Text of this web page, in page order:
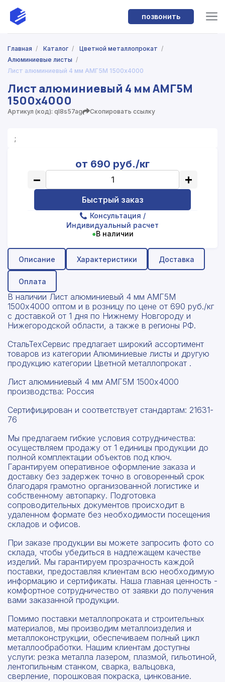
позвонить
Главная / Каталог / Цветной металлопрокат /
Алюминиевые листы /
Лист алюминиевый 4 мм АМГ5М 1500х4000
Лист алюминиевый 4 мм АМГ5М
1500х4000
Артикул (код): ql8s57ag Скопировать ссылку
;
от 690 руб./кг
− +
Быстрый заказ
Консультация /
Индивидуальный расчет
●В наличии
Описание Характеристики Доставка
Оплата
В наличии Лист алюминиевый 4 мм АМГ5М
1500х4000 оптом и в розницу по цене от 690 руб./кг
с доставкой от 1 дня по Нижнему Новгороду и
Нижегородской области, а также в регионы РФ.
СтальТехСервис предлагает широкий ассортимент
товаров из категории Алюминиевые листы и другую
продукцию категории Цветной металлопрокат .
Лист алюминиевый 4 мм АМГ5М 1500х4000
производства: Россия
Сертифицирован и соответствует стандартам: 21631-
76
Мы предлагаем гибкие условия сотрудничества:
осуществляем продажу от 1 единицы продукции до
полной комплектации объектов под ключ.
Гарантируем оперативное оформление заказа и
доставку без задержек точно в оговоренный срок
благодаря грамотно организованной логистике и
собственному автопарку. Подготовка
сопроводительных документов происходит в
удаленном формате без необходимости посещения
складов и офисов.
При заказе продукции вы можете запросить фото со
склада, чтобы убедиться в надлежащем качестве
изделий. Мы гарантируем прозрачность каждой
поставки, предоставляя клиентам всю необходимую
информацию и сертификаты. Наша главная ценность -
комфортное сотрудничество от заявки до получения
вами заказанной продукции.
Помимо поставки металлопроката и строительных
материалов, мы производим металлоизделия и
металлоконструкции, обеспечиваем полный цикл
металлообработки. Нашим клиентам доступны
услуги: резка металла лазером, плазмой, гильотиной,
лентопильным станком, сварка, вальцовка,
сверление, порошковая покраска, цинкование.